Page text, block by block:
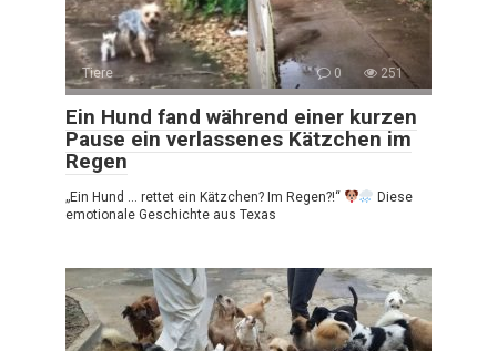
Tiere 0 251
Ein Hund fand während einer kurzen
Pause ein verlassenes Kätzchen im
Regen
„Ein Hund … rettet ein Kätzchen? Im Regen?!“
Diese
emotionale Geschichte aus Texas